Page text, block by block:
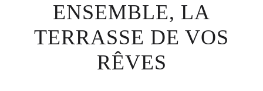
ENSEMBLE, LA
TERRASSE DE VOS
RÊVES